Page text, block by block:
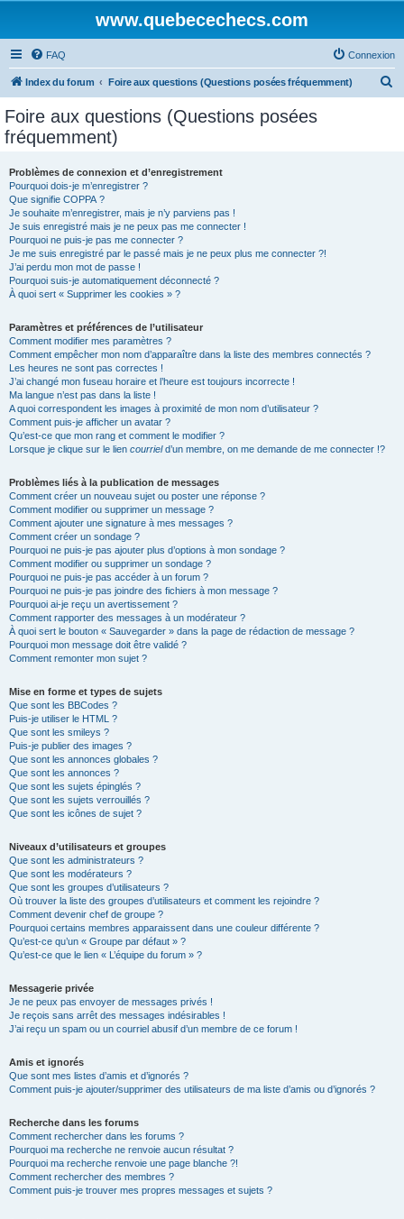
www.quebecechecs.com
FAQ Connexion
Index du forum Foire aux questions (Questions posées fréquemment)
Foire aux questions (Questions posées
fréquemment)
Problèmes de connexion et d’enregistrement
Pourquoi dois-je m’enregistrer ?
Que signifie COPPA ?
Je souhaite m’enregistrer, mais je n’y parviens pas !
Je suis enregistré mais je ne peux pas me connecter !
Pourquoi ne puis-je pas me connecter ?
Je me suis enregistré par le passé mais je ne peux plus me connecter ?!
J’ai perdu mon mot de passe !
Pourquoi suis-je automatiquement déconnecté ?
À quoi sert « Supprimer les cookies » ?
Paramètres et préférences de l’utilisateur
Comment modifier mes paramètres ?
Comment empêcher mon nom d’apparaître dans la liste des membres connectés ?
Les heures ne sont pas correctes !
J’ai changé mon fuseau horaire et l’heure est toujours incorrecte !
Ma langue n’est pas dans la liste !
A quoi correspondent les images à proximité de mon nom d’utilisateur ?
Comment puis-je afficher un avatar ?
Qu’est-ce que mon rang et comment le modifier ?
Lorsque je clique sur le lien courrield’un membre, on me demande de me connecter !?
Problèmes liés à la publication de messages
Comment créer un nouveau sujet ou poster une réponse ?
Comment modifier ou supprimer un message ?
Comment ajouter une signature à mes messages ?
Comment créer un sondage ?
Pourquoi ne puis-je pas ajouter plus d’options à mon sondage ?
Comment modifier ou supprimer un sondage ?
Pourquoi ne puis-je pas accéder à un forum ?
Pourquoi ne puis-je pas joindre des fichiers à mon message ?
Pourquoi ai-je reçu un avertissement ?
Comment rapporter des messages à un modérateur ?
À quoi sert le bouton « Sauvegarder » dans la page de rédaction de message ?
Pourquoi mon message doit être validé ?
Comment remonter mon sujet ?
Mise en forme et types de sujets
Que sont les BBCodes ?
Puis-je utiliser le HTML ?
Que sont les smileys ?
Puis-je publier des images ?
Que sont les annonces globales ?
Que sont les annonces ?
Que sont les sujets épinglés ?
Que sont les sujets verrouillés ?
Que sont les icônes de sujet ?
Niveaux d’utilisateurs et groupes
Que sont les administrateurs ?
Que sont les modérateurs ?
Que sont les groupes d’utilisateurs ?
Où trouver la liste des groupes d’utilisateurs et comment les rejoindre ?
Comment devenir chef de groupe ?
Pourquoi certains membres apparaissent dans une couleur différente ?
Qu’est-ce qu’un « Groupe par défaut » ?
Qu’est-ce que le lien « L’équipe du forum » ?
Messagerie privée
Je ne peux pas envoyer de messages privés !
Je reçois sans arrêt des messages indésirables !
J’ai reçu un spam ou un courriel abusif d’un membre de ce forum !
Amis et ignorés
Que sont mes listes d’amis et d’ignorés ?
Comment puis-je ajouter/supprimer des utilisateurs de ma liste d’amis ou d’ignorés ?
Recherche dans les forums
Comment rechercher dans les forums ?
Pourquoi ma recherche ne renvoie aucun résultat ?
Pourquoi ma recherche renvoie une page blanche ?!
Comment rechercher des membres ?
Comment puis-je trouver mes propres messages et sujets ?